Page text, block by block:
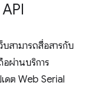
สามารถสื่อสารกับ
ผ่านบริการ
ดต Web Serial